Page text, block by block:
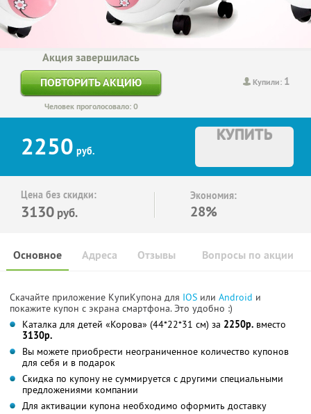
Купили: 1
Акция завершилась
ПОВТОРИТЬ АКЦИЮ
Человек проголосовало: 0
2250 руб.
КУПИТЬ
Цена без скидки:
3130 руб.
Экономия:
28%
Основное Отзывы Вопросы по акции
Адреса
Скачайте приложение КупиКупона для IOS или Android и
покажите купон с экрана смартфона. Это удобно :)
Каталка для детей «Корова» (44*22*31 см) за 2250р. вместо
3130р.
Вы можете приобрести неограниченное количество купонов
для себя и в подарок
Скидка по купону не суммируется с другими специальными
предложениями компании
Для активации купона необходимо оформить доставку